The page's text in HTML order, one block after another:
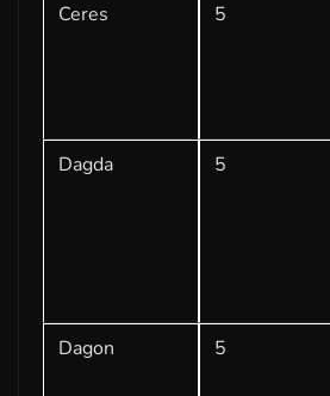
Ceres
5
Dagda
5
Dagon
5